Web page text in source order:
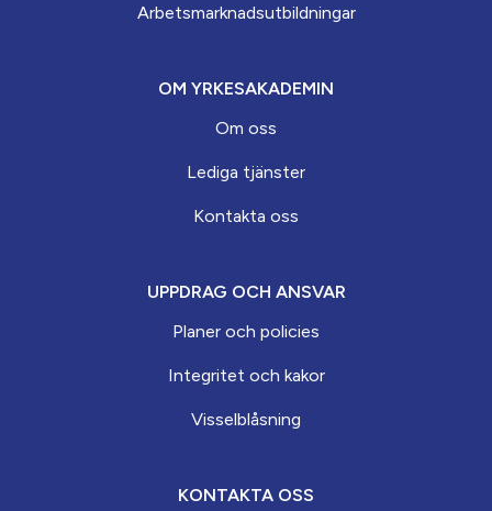
Arbets­marknads­­utbildningar
OM YRKESAKADEMIN
Om oss
Lediga tjänster
Kontakta oss
UPPDRAG OCH ANSVAR
Planer och policies
Integritet och kakor
Visselblåsning
KONTAKTA OSS